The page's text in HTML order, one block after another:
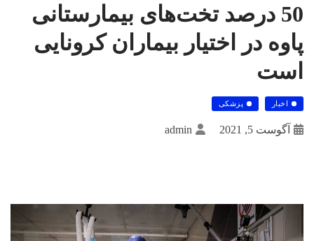
50 درصد تخت‌های بیمارستانی
پاوه در اختیار بیماران کرونایی
است
اخبار پزشکی
آگوست 5, 2021 admin